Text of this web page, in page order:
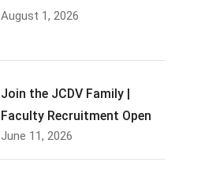
August 1, 2026
Join the JCDV Family |
Faculty Recruitment Open
June 11, 2026